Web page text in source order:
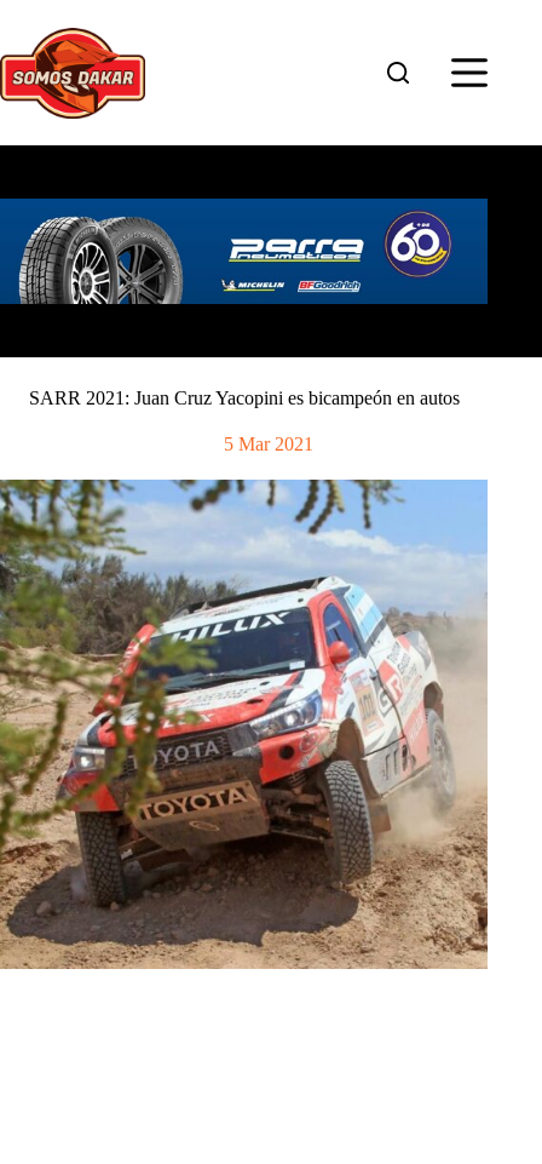
contenido
SARR 2021: Juan Cruz Yacopini es bicampeón en autos
5 Mar 2021